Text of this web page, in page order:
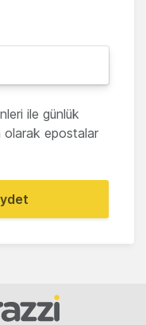
ile günlük
olarak epostalar